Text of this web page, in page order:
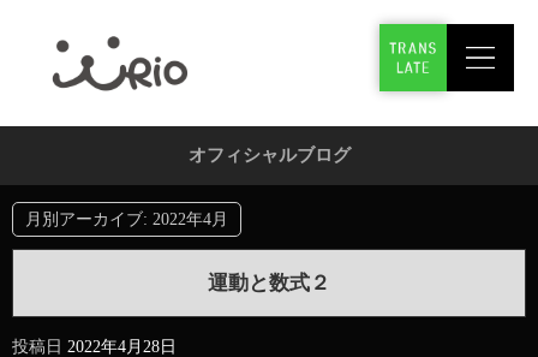
オフィシャルブログ
月別アーカイブ: 2022年4月
運動と数式２
投稿日 2022年4月28日